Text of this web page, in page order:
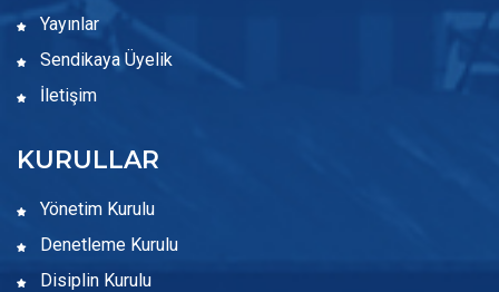
Yayınlar
Sendikaya Üyelik
İletişim
KURULLAR
Yönetim Kurulu
Denetleme Kurulu
Disiplin Kurulu